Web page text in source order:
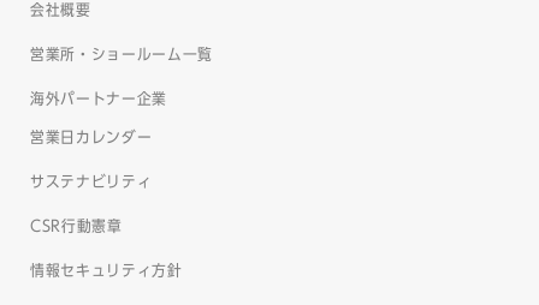
会社概要
営業所・ショールーム一覧
海外パートナー企業
営業日カレンダー
サステナビリティ
CSR行動憲章
情報セキュリティ方針